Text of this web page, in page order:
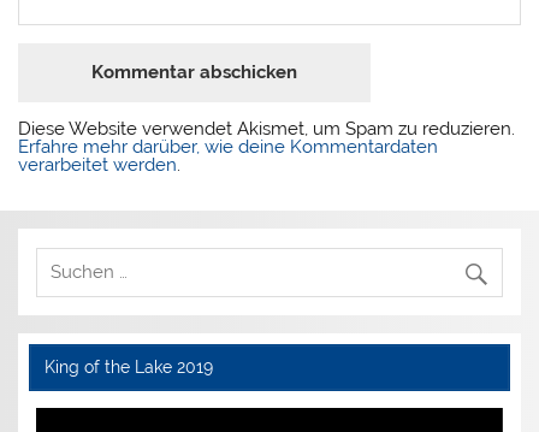
Diese Website verwendet Akismet, um Spam zu reduzieren.
Erfahre mehr darüber, wie deine Kommentardaten
verarbeitet werden.
King of the Lake 2019
Video-